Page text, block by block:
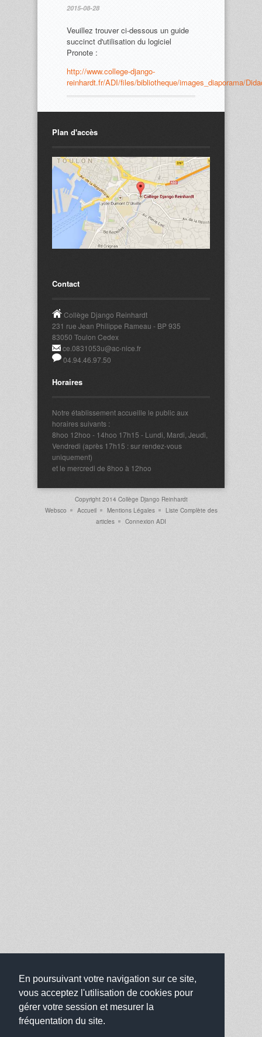
En poursuivant votre navigation sur ce site,
vous acceptez l'utilisation de cookies pour
gérer votre session et mesurer la
fréquentation du site.
2015-08-28
Veuillez trouver ci-dessous un guide
succinct d'utilisation du logiciel
Pronote :
http://www.college-django-
reinhardt.fr/ADI/files/bibliotheque/images_diaporama/
Plan d'accès
Contact
Collège Django Reinhardt
231 rue Jean Philippe Rameau - BP 935
83050 Toulon Cedex
ce.0831053u@ac-nice.fr
04.94.46.97.50
Horaires
Notre établissement accueille le public aux
horaires suivants :
8hoo 12hoo - 14hoo 17h15 - Lundi, Mardi, Jeudi,
Vendredi (après 17h15 : sur rendez-vous
uniquement)
et le mercredi de 8hoo à 12hoo
Copyright 2014 Collège Django Reinhardt
Websco
Accueil Mentions Légales
Liste Complète des
articles
Connexion ADI